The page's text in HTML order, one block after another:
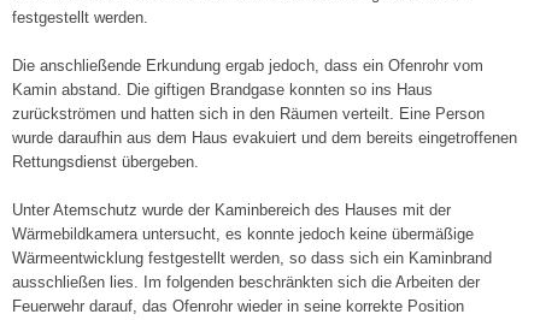
festgestellt werden.
Die anschließende Erkundung ergab jedoch, dass ein Ofenrohr vom
Kamin abstand. Die giftigen Brandgase konnten so ins Haus
zurückströmen und hatten sich in den Räumen verteilt. Eine Person
wurde daraufhin aus dem Haus evakuiert und dem bereits eingetroffenen
Rettungsdienst übergeben.
Unter Atemschutz wurde der Kaminbereich des Hauses mit der
Wärmebildkamera untersucht, es konnte jedoch keine übermäßige
Wärmeentwicklung festgestellt werden, so dass sich ein Kaminbrand
ausschließen lies. Im folgenden beschränkten sich die Arbeiten der
Feuerwehr darauf, das Ofenrohr wieder in seine korrekte Position